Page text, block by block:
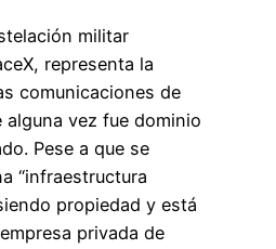
militar
representa la
comunicaciones de
vez fue dominio
Pese a que se
“infraestructura
propiedad y está
privada de